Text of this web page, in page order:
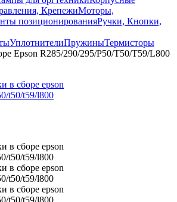
КрепежиМоторы,
позиционированияРучки, Кнопки,
УплотнителиПружиныТермисторы
Epson R285/290/295/P50/T50/T59/L800